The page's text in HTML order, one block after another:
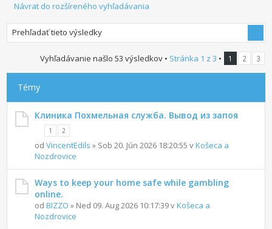
Návrat do rozšíreného vyhľadávania
Vyhľadávanie našlo 53 výsledkov • Stránka 1 z 3 • 1 2 3
Témy
Клиника Похмельная служба. Вывод из запоя
1 2
odVincentEdils » Sob 20. Jún 2026 18:20:55 vKošeca a
Nozdrovice
Ways to keep your home safe while gambling
online.
odBIZZO » Ned 09. Aug 2026 10:17:39 vKošeca a
Nozdrovice